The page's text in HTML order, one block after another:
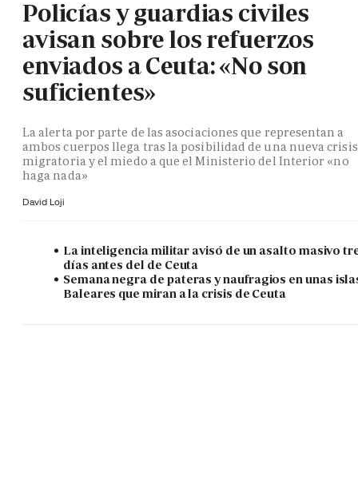
Policías y guardias civiles
avisan sobre los refuerzos
enviados a Ceuta: «No son
suficientes»
La alerta por parte de las asociaciones que representan a
ambos cuerpos llega tras la posibilidad de una nueva crisis
migratoria y el miedo a que el Ministerio del Interior «no
haga nada»
David Loji
La inteligencia militar avisó de un asalto masivo
días antes del de Ceuta
Semana negra de pateras y naufragios en unas
Baleares que miran a la crisis de Ceuta